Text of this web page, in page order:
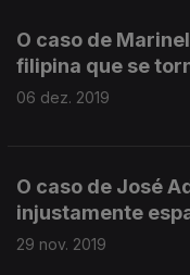
O caso de
filipina que se
06 dez. 2019
O caso de José
injustamente
29 nov. 2019